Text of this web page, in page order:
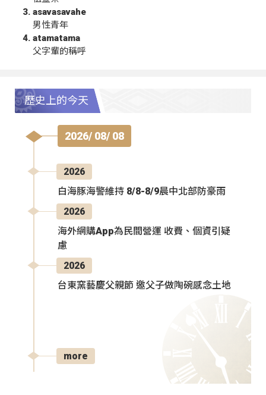
asavasavahe
男性青年
atamatama
父字輩的稱呼
歷史上的今天
2026/ 08/ 08
2026
白海豚海警維持 8/8-8/9晨中北部防豪雨
2026
海外網購App為民間營運 收費、個資引疑
慮
2026
台東窯藝慶父親節 邀父子做陶碗感念土地
more